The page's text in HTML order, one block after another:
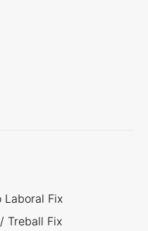
Laboral Fix
Treball Fix